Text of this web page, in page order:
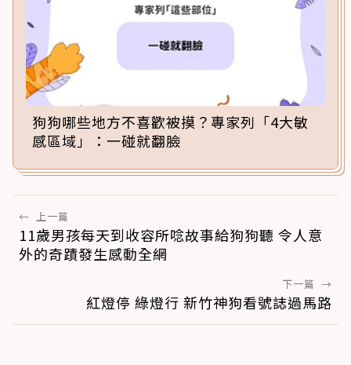
狗狗哪些地方不喜歡被摸？專家列「4大敏
感區域」：一碰就翻臉
← 上一篇
11歲男孩每天到收容所唸故事給狗狗聽 令人意
外的奇蹟發生感動全網
下一篇 →
紅燈停 綠燈行 新竹神狗看號誌過馬路